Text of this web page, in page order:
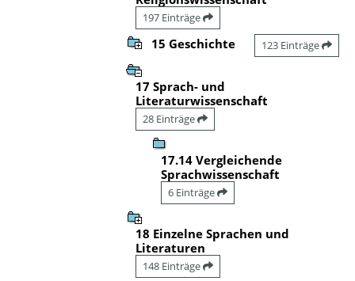
197 Einträge
15 Geschichte 123 Einträge
17 Sprach- und
Literaturwissenschaft
28 Einträge
17.14 Vergleichende
Sprachwissenschaft
6 Einträge
18 Einzelne Sprachen und
Literaturen
148 Einträge